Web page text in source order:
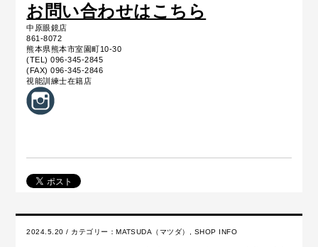
お問い合わせはこちら
中原眼鏡店
861-8072
熊本県熊本市室園町10-30
(TEL) 096-345-2845
(FAX) 096-345-2846
視能訓練士在籍店
2024.5.20 / カテゴリー：MATSUDA（マツダ） SHOP INFO